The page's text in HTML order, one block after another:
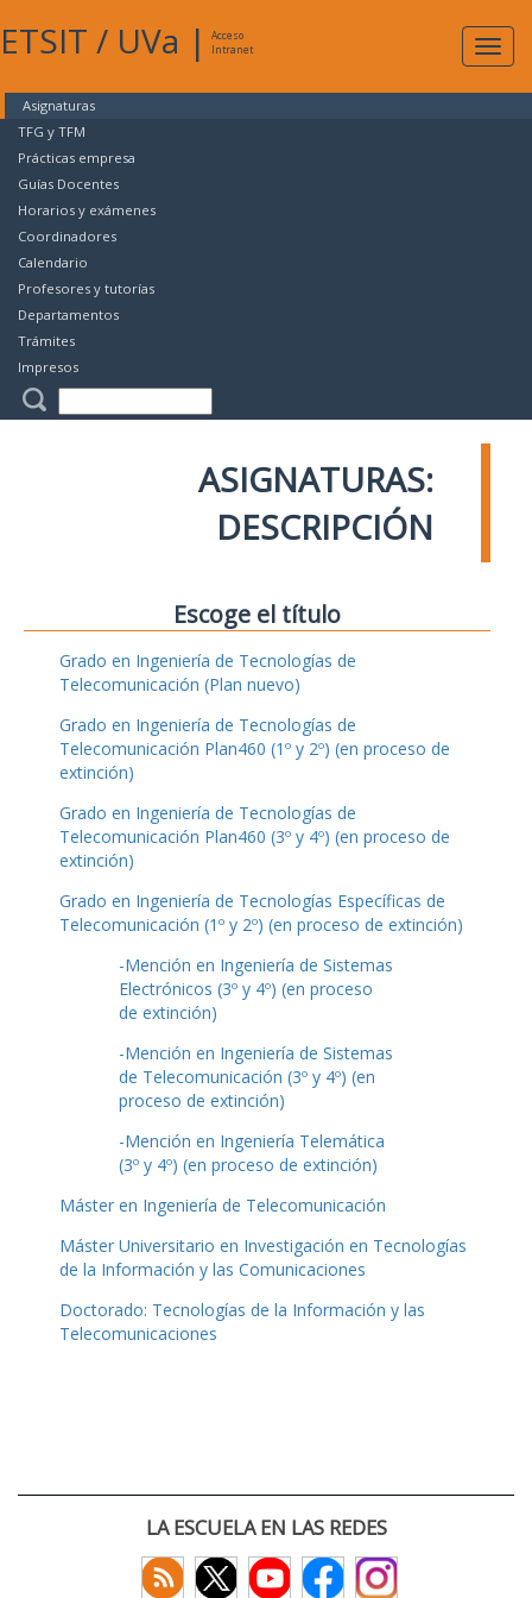
ETSIT / UVa |
Acceso
Intranet
Asignaturas
TFG y TFM
Prácticas empresa
Guías Docentes
Horarios y exámenes
Coordinadores
Calendario
Profesores y tutorías
Departamentos
Trámites
Impresos
ASIGNATURAS:
DESCRIPCIÓN
Escoge el título
Grado en Ingeniería de Tecnologías de
Telecomunicación (Plan nuevo)
Grado en Ingeniería de Tecnologías de
Telecomunicación Plan460 (1º y 2º) (en proceso de
extinción)
Grado en Ingeniería de Tecnologías de
Telecomunicación Plan460 (3º y 4º) (en proceso de
extinción)
Grado en Ingeniería de Tecnologías Específicas de
Telecomunicación (1º y 2º) (en proceso de extinción)
-Mención en Ingeniería de Sistemas
Electrónicos (3º y 4º) (en proceso
de extinción)
-Mención en Ingeniería de Sistemas
de Telecomunicación (3º y 4º) (en
proceso de extinción)
-Mención en Ingeniería Telemática
(3º y 4º) (en proceso de extinción)
Máster en Ingeniería de Telecomunicación
Máster Universitario en Investigación en Tecnologías
de la Información y las Comunicaciones
Doctorado: Tecnologías de la Información y las
Telecomunicaciones
LA ESCUELA EN LAS REDES